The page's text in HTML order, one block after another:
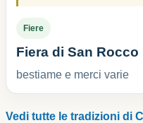
Fiere
Fiera di San Rocco
bestiame e merci varie
Vedi tutte le tradizioni di